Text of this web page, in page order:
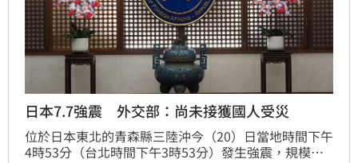
日本7.7強震 外交部：尚未接獲國人受災
位於日本東北的青森縣三陸沖今（20）日當地時間下午
4時53分（台北時間下午3時53分）發生強震，規模從